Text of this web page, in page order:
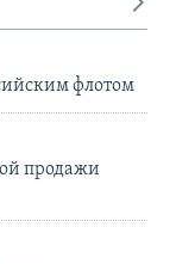
флотом
продажи